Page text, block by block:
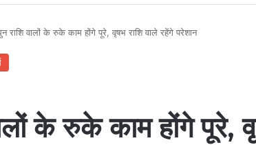
राशि वालों के रुके काम होंगे पूरे, वृषभ राशि वाले रहेंगे परेशान
के रुके काम होंगे पूरे,